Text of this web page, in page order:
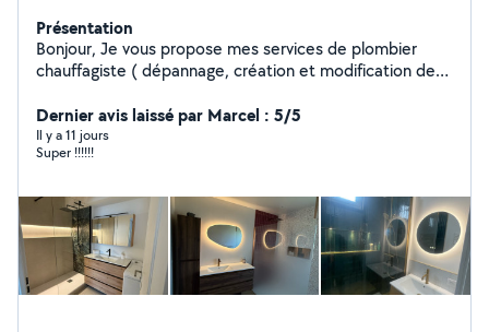
Présentation
Bonjour, Je vous propose mes services de plombier
chauffagiste ( dépannage, création et modification de
d'adoucisseur, ) Mais je vous propose aussi mes services
dans la rénovation complète de salle de bain et de
cuisine clé en main.
Dernier avis laissé par Marcel : 5/5
Il y a 11 jours
Super !!!!!!